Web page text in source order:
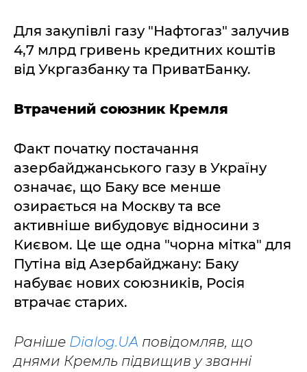
Для закупівлі газу "Нафтогаз" залучив
4,7 млрд гривень кредитних коштів
від Укргазбанку та ПриватБанку.
Втрачений союзник Кремля
Факт початку постачання
азербайджанського газу в Україну
означає, що Баку все менше
озирається на Москву та все
активніше вибудовує відносини з
Києвом. Це ще одна "чорна мітка" для
Путіна від Азербайджану: Баку
набуває нових союзників, Росія
втрачає старих.
Раніше Dialog.UA повідомляв, що
днями Кремль підвищив у званні